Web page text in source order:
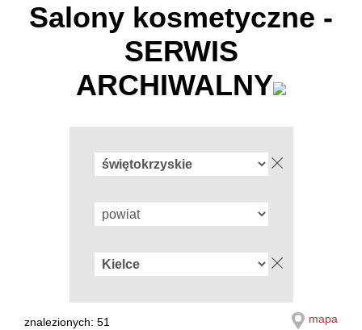
Salony kosmetyczne -
SERWIS
ARCHIWALNY
znalezionych: 51 mapa